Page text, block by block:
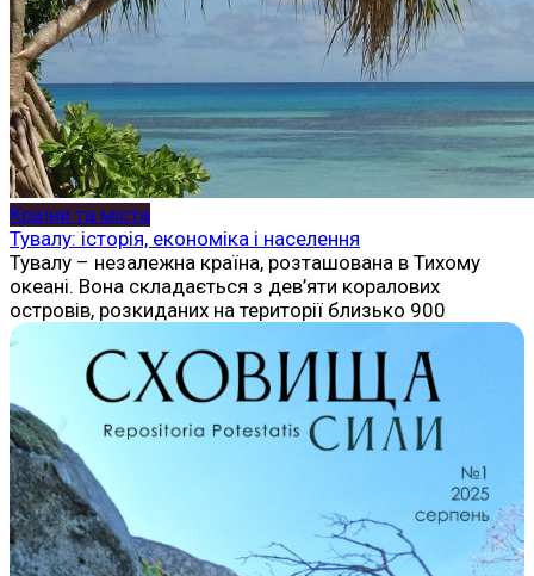
Країни та міста
Тувалу: історія, економіка і населення
Тувалу – незалежна країна, розташована в Тихому
океані. Вона складається з дев’яти коралових
островів, розкиданих на території близько 900